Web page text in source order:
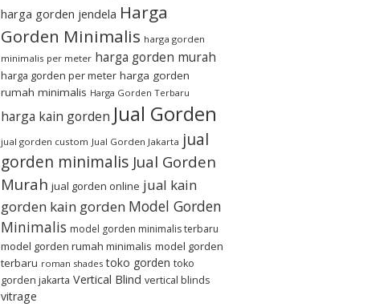
harga gorden jendela Harga
Gorden Minimalis harga gorden
minimalis per meter harga gorden murah
harga gorden per meter harga gorden
rumah minimalis Harga Gorden Terbaru
harga kain gorden Jual Gorden
jual gorden custom Jual Gorden Jakarta jual
gorden minimalis Jual Gorden
Murah jual gorden online jual kain
gorden kain gorden Model Gorden
Minimalis model gorden minimalis terbaru
model gorden rumah minimalis model gorden
terbaru roman shades toko gorden toko
gorden jakarta Vertical Blind vertical blinds
vitrage